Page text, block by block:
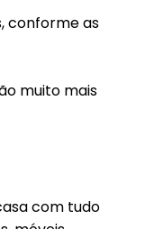
conforme as
muito mais
com tudo